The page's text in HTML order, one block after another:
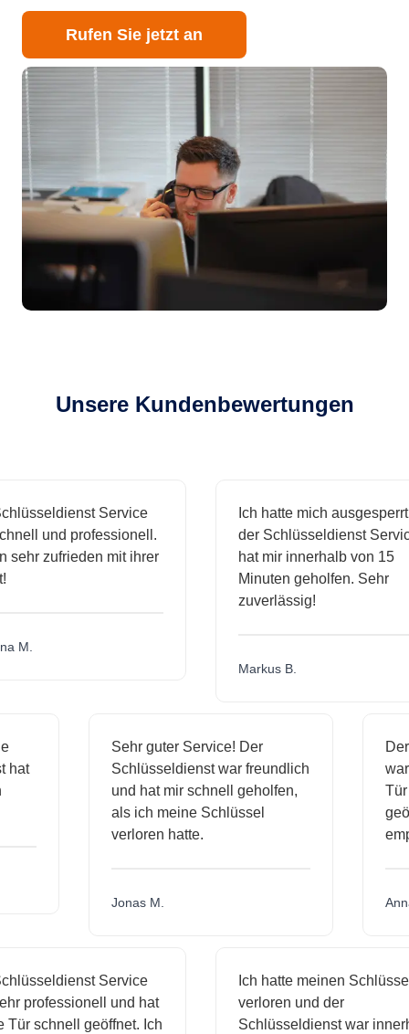
Rufen Sie jetzt an
Unsere Kundenbewertungen
Service
und professionell.
zufrieden mit ihrer
Ich hatte mich ausgesperrt
der Schlüsseldienst Service
hat mir innerhalb von 15
Minuten geholfen. Sehr
zuverlässig!
Markus B.
hat
Sehr guter Service! Der
Schlüsseldienst war freundlich
und hat mir schnell geholfen,
als ich meine Schlüssel
verloren hatte.
Jonas M.
Service
professionell und hat
schnell geöffnet. Ich
Ich hatte meinen Schlüssel
verloren und der
Schlüsseldienst war